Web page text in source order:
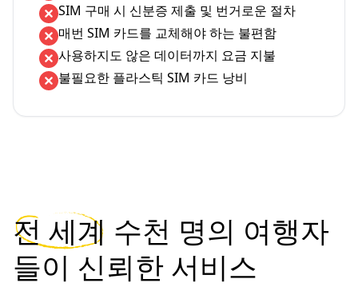
SIM 구매 시 신분증 제출 및 번거로운 절차
매번 SIM 카드를 교체해야 하는 불편함
사용하지도 않은 데이터까지 요금 지불
불필요한 플라스틱 SIM 카드 낭비
전 세계 수천 명의 여행자
들이 신뢰한 서비스